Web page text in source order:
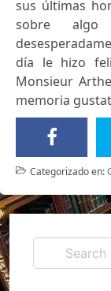
sus últimas
sobre algo
día le hizo
Monsieur
memoria
Categorizado en: